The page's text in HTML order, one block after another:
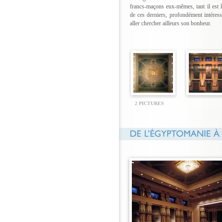
francs-maçons eux-mêmes, tant il
de ces derniers, profondément
aller chercher ailleurs son bonheur.
2 PICTURES